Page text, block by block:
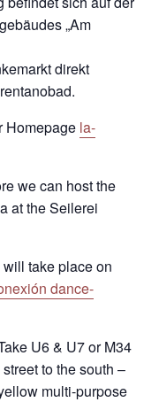
„Am
direkt
Homepage la-
we can host the
at the Seilerei
take place on
dance-
U6 & U7 or M34
to the south –
multi-purpose